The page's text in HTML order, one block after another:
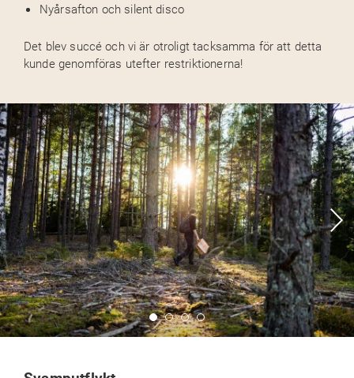
Nyårsafton och silent disco
Det blev succé och vi är otroligt tacksamma för att detta
kunde genomföras utefter restriktionerna!